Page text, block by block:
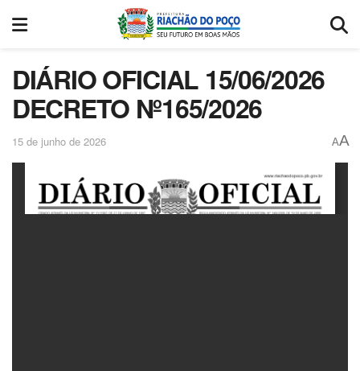
DIÁRIO OFICIAL 15/06/2026
DECRETO Nº165/2026
15 de junho de 2026 AA